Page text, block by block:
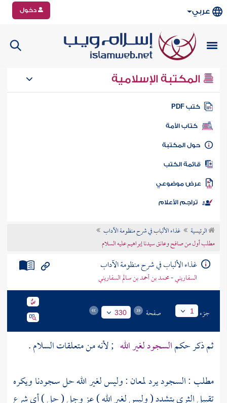
عربي دخول
المكتبة الإسلامية
كتب PDF
كتاب الأمة
المكتبة
الكتب
موضوعي
تراجم الأعلام
الرئيسية
غذاء الألباب في شرح منظومة الآداب
مطلب أول من صافح وعانق سيدنا إبراهيم عليه السلام
غذاء الألباب في شرح منظومة الآداب
السفاريني - محمد بن أحمد بن سالم السفاريني
جزء 1 صفحة 330
ثم ذكر حكمالسجود لغير الله ; لأنه من متعلقات السلام .
مطلب : السجود يرد لمعان : وليس لغير الله حل سجودنا ويكره